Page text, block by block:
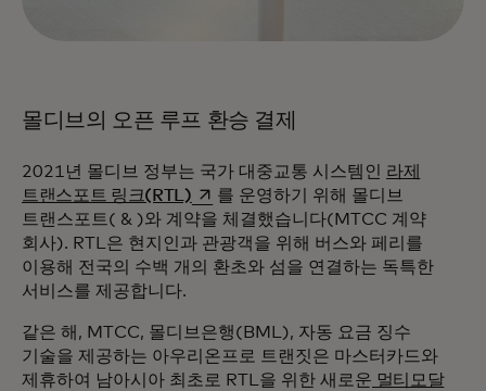
몰디브의 오픈 루프 환승 결제
2021년 몰디브 정부는 국가 대중교통 시스템인 라제
트랜스포트 링크(RTL)새 탭에서 열림
를 운영하기 위해 몰디브
트랜스포트( & )와 계약을 체결했습니다(MTCC 계약
회사). RTL은 현지인과 관광객을 위해 버스와 페리를
이용해 전국의 수백 개의 환초와 섬을 연결하는 독특한
서비스를 제공합니다.
같은 해, MTCC, 몰디브은행(BML), 자동 요금 징수
기술을 제공하는 아우리온프로 트랜짓은 마스터카드와
제휴하여 남아시아 최초로 RTL을 위한 새로운 멀티모달